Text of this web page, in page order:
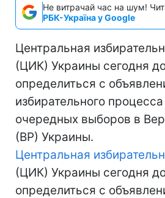
Не витрачай час на шум!
РБК-Україна у Google
Центральная
(ЦИК) Украины сегодня
определиться с
избирательного
очередных выборов в
(ВР) Украины.
Центральная
(ЦИК) Украины сегодня
определиться с